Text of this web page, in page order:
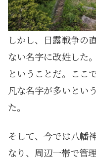
しかし、日露戦争の
ない名字に改姓した
ということだ。ここ
凡な名字が多いとい
た。
そして、今では八幡
なり、周辺一帯で管